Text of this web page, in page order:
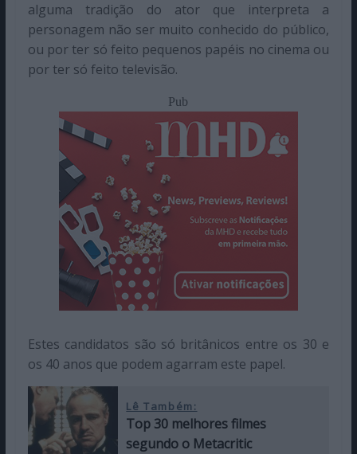
alguma tradição do ator que interpreta a
personagem não ser muito conhecido do público,
ou por ter só feito pequenos papéis no cinema ou
por ter só feito televisão.
Pub
Estes candidatos são só britânicos entre os 30 e
os 40 anos que podem agarram este papel.
Lê Também:
Top 30 melhores filmes
segundo o Metacritic